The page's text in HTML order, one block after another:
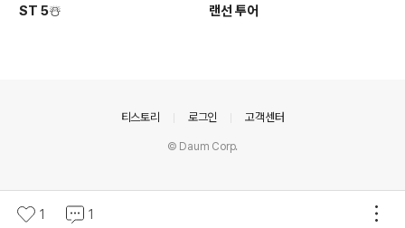
ST 5☃️
랜선 투어
1 1
티스토리 로그인 고객센터
© Daum Corp.